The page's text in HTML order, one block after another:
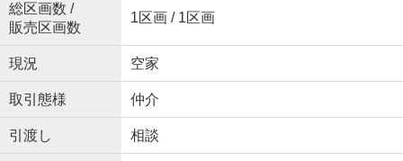
総区画数 /
販売区画数
1区画 / 1区画
現況 空家
取引態様 仲介
引渡し 相談